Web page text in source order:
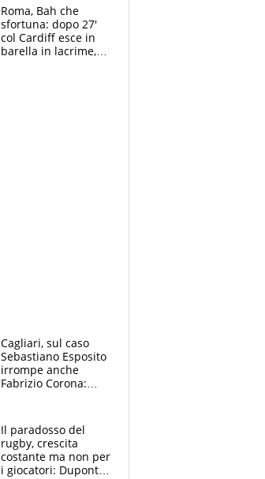
Roma, Bah che
sfortuna: dopo 27'
col Cardiff esce in
barella in lacrime,
Cagliari, sul caso
Sebastiano Esposito
irrompe anche
Fabrizio Corona:
prove”
Il paradosso del
rugby, crescita
costante ma non per
i giocatori: Dupont